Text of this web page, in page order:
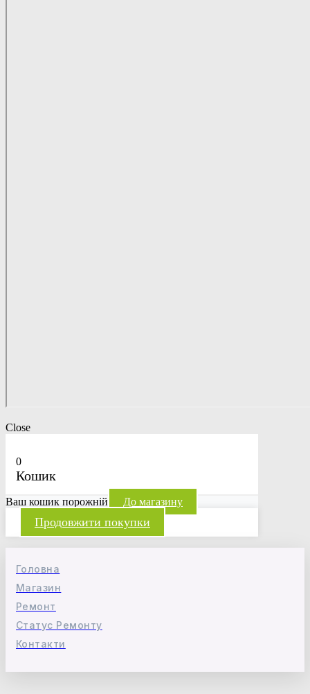
Close
0
Кошик
Ваш кошик порожній До магазину
Продовжити покупки
Головна
Магазин
Ремонт
Статус Ремонту
Контакти